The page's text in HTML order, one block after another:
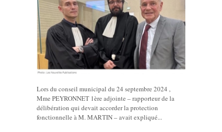
Lors du conseil municipal du 24 septembre 2024 ,
Mme PEYRONNET 1ère adjointe – rapporteur de la
délibération qui devait accorder la protection
fonctionnelle à M. MARTIN – avait expliqué...